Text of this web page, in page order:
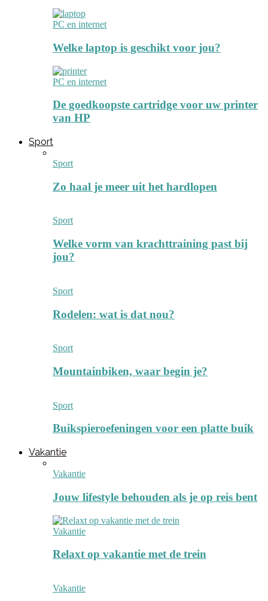
PC en internet
Welke laptop is geschikt voor jou?
PC en internet
De goedkoopste cartridge voor uw printer
van HP
Sport
Sport
Zo haal je meer uit het hardlopen
Sport
Welke vorm van krachttraining past bij
jou?
Sport
Rodelen: wat is dat nou?
Sport
Mountainbiken, waar begin je?
Sport
Buikspieroefeningen voor een platte buik
Vakantie
Vakantie
Jouw lifestyle behouden als je op reis bent
Vakantie
Relaxt op vakantie met de trein
Vakantie